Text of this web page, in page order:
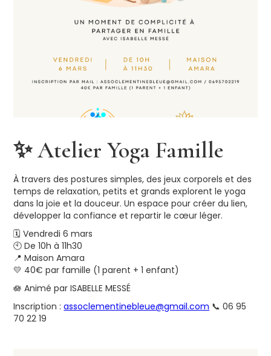
✨ Atelier Yoga Famille
À travers des postures simples, des jeux corporels et des
temps de relaxation, petits et grands explorent le yoga
dans la joie et la douceur. Un espace pour créer du lien,
développer la confiance et repartir le cœur léger.
🗓 Vendredi 6 mars
🕙 De 10h à 11h30
📍 Maison Amara
💛 40€ par famille (1 parent + 1 enfant)
🪷 Animé par ISABELLE MESSÉ
Inscription :assoclementinebleue@gmail.com 📞 06 95
70 22 19